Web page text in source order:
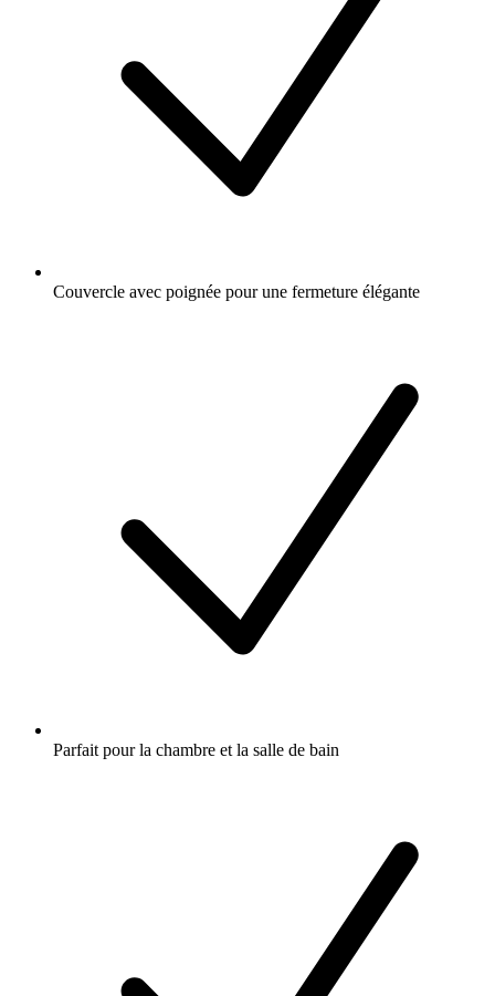
Couvercle avec poignée pour une fermeture élégante
Parfait pour la chambre et la salle de bain